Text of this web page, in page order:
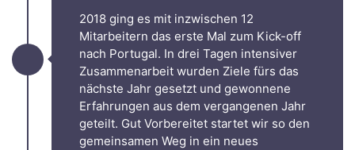
2018 ging es mit inzwischen 12
Mitarbeitern das erste Mal zum Kick-off
nach Portugal. In drei Tagen intensiver
Zusammenarbeit wurden Ziele fürs das
nächste Jahr gesetzt und gewonnene
Erfahrungen aus dem vergangenen Jahr
geteilt. Gut Vorbereitet startet wir so den
gemeinsamen Weg in ein neues